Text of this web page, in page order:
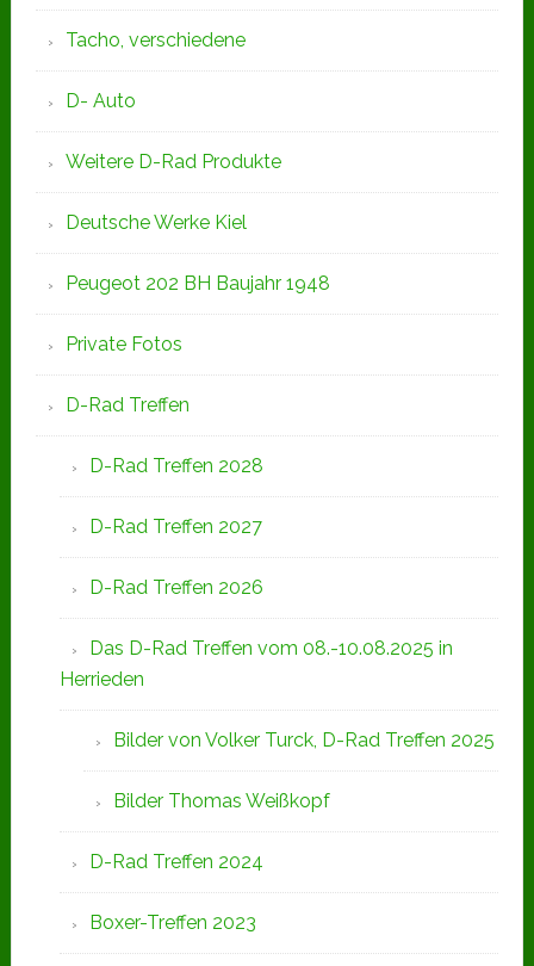
Tacho, verschiedene
D- Auto
Weitere D-Rad Produkte
Deutsche Werke Kiel
Peugeot 202 BH Baujahr 1948
Private Fotos
D-Rad Treffen
D-Rad Treffen 2028
D-Rad Treffen 2027
D-Rad Treffen 2026
Das D-Rad Treffen vom 08.-10.08.2025 in
Herrieden
Bilder von Volker Turck, D-Rad Treffen 2025
Bilder Thomas Weißkopf
D-Rad Treffen 2024
Boxer-Treffen 2023